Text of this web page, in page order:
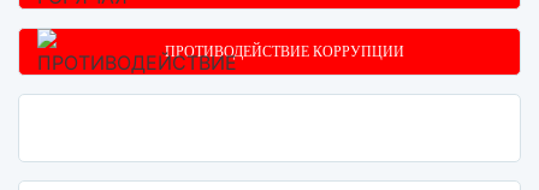
ПРОТИВОДЕЙСТВИЕ КОРРУПЦИИ